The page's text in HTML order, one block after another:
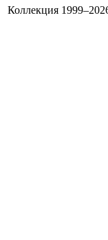
Коллекция